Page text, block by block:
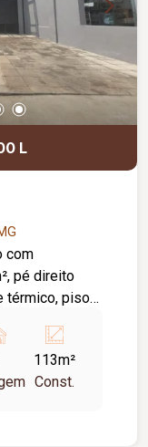
L
com
pé direito
térmico, piso
excelente
113m²
Const.